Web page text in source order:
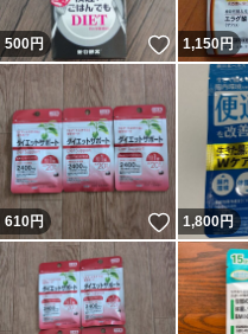
500円 いいね！
1,150円
610円 いいね！
1,800円